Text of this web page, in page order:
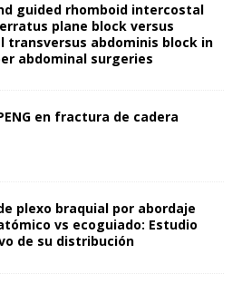
guided rhomboid intercostal
plane block versus
transversus abdominis block in
abdominal surgeries
en fractura de cadera
plexo braquial por abordaje
vs ecoguiado: Estudio
de su distribución